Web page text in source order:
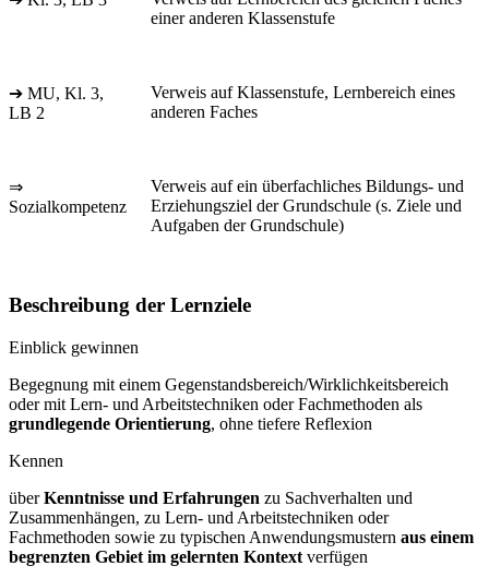
einer anderen Klassenstufe
➔ MU, Kl. 3,
LB 2
Verweis auf Klassenstufe, Lernbereich eines
anderen Faches
⇒
Sozialkompetenz
Verweis auf ein überfachliches Bildungs- und
Erziehungsziel der Grundschule (s. Ziele und
Aufgaben der Grundschule)
Beschreibung der Lernziele
Einblick gewinnen
Begegnung mit einem Gegenstandsbereich/Wirklichkeitsbereich
oder mit Lern- und Arbeitstechniken oder Fachmethoden als
grundlegende Orientierung, ohne tiefere Reflexion
Kennen
überKenntnisse und Erfahrungen zu Sachverhalten und
Zusammenhängen, zu Lern- und Arbeitstechniken oder
Fachmethoden sowie zu typischen Anwendungsmustern aus einem
begrenzten Gebiet im gelernten Kontext verfügen